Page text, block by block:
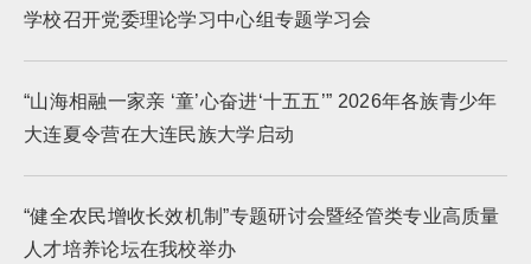
学校召开党委理论学习中心组专题学习会
“山海相融一家亲 ‘童’心奋进‘十五五’” 2026年各族青少年
大连夏令营在大连民族大学启动
“健全农民增收长效机制”专题研讨会暨经管类专业高质量
人才培养论坛在我校举办